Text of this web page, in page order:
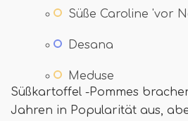
Süße Caroline 'vor
Desana
Meduse
Süßkartoffel -Pommes
Jahren in Popularität aus,